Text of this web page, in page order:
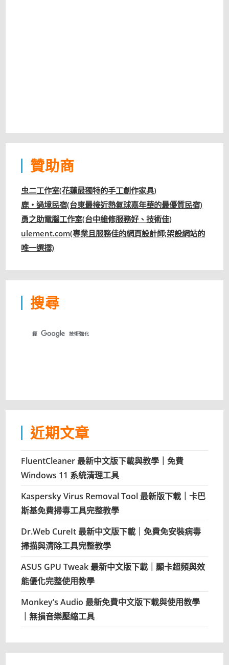
贊助商
虫二工作室(花蓮最獨特的手工創作家具)
鹿‧過境民宿(台東最接近熱氣球嘉年華的最優質民宿)
勇之助電腦工作室(台中維修服務好、技術佳)
ulement.com(專業且服務佳的網頁設計師;架設網站的
唯一選擇)
搜尋
近期文章
FluentCleaner 最新中文版下載與教學｜免費
Windows 11 系統清理工具
Kaspersky Virus Removal Tool 最新版下載｜卡巴
斯基免費掃毒工具完整教學
Dr.Web CureIt 最新中文版下載｜免費免安裝病毒
掃描與清除工具完整教學
ASUS GPU Tweak 最新中文版下載｜顯卡超頻與效
能優化完整使用教學
Monkey’s Audio 最新免費中文版下載與使用教學
｜無損音樂壓縮工具